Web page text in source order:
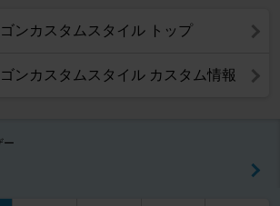
ンカスタムスタイル トップ
ンカスタムスタイル カスタム情報
ー